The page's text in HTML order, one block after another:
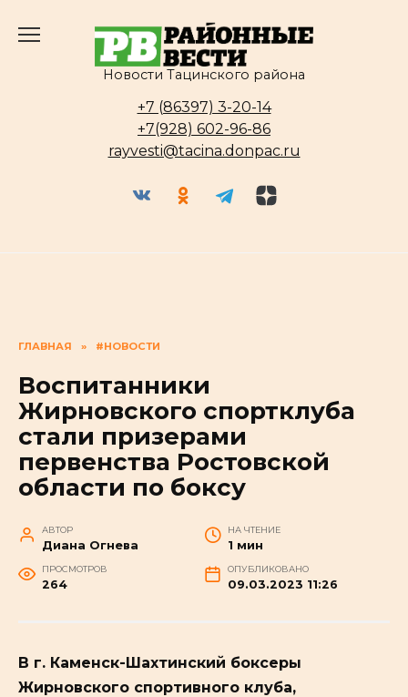
Новости Тацинского района
+7 (86397) 3-20-14
+7(928) 602-96-86
rayvesti@tacina.donpac.ru
ГЛАВНАЯ » #НОВОСТИ
Воспитанники
Жирновского спортклуба
стали призерами
первенства Ростовской
области по боксу
АВТОР
Диана Огнева
НА ЧТЕНИЕ
1 мин
ПРОСМОТРОВ
264
ОПУБЛИКОВАНО
09.03.2023 11:26
В г. Каменск-Шахтинский боксеры
Жирновского спортивного клуба,